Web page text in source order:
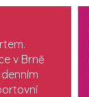
v Brně